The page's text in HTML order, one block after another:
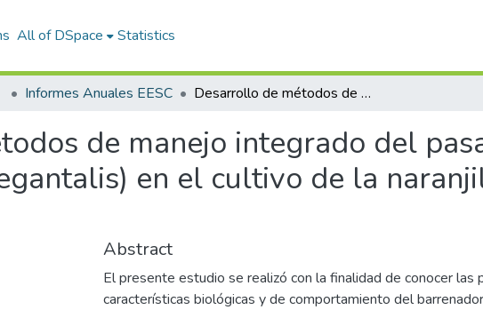
All of DSpace Statistics
Informes Anuales EESC Desarrollo de métodos de manejo integrado del pasador del fruto (Leunocinodes elegantalis) en el cultivo de la naranjilla (Solanum quitoensis)
de manejo integrado del
en el cultivo de la
Abstract
El presente estudio se realizó con la finalidad de conocer las
características biológicas y de comportamiento del